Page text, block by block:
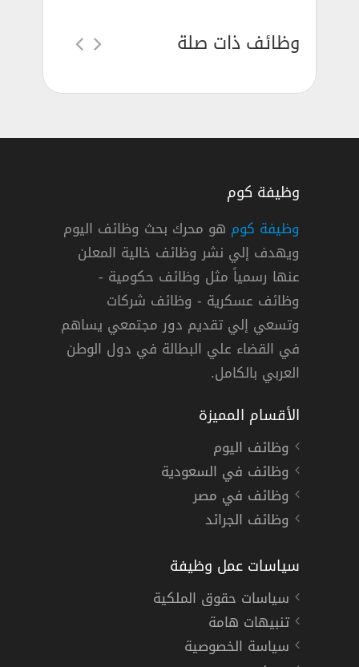
وظائف ذات صلة
دوام كامل
وظيفة كوم
وظيفة كوم هو محرك بحث وظائف اليوم
ويهدف إلي نشر وظائف خالية المعلن
عنها رسمياً مثل وظائف حكومية -
وظائف عسكرية - وظائف شركات
وتسعي إلي تقديم دور مجتمعي يساهم
في القضاء علي البطالة في دول الوطن
العربي بالكامل.
الأقسام المميزة
وظائف اليوم
وظائف في السعودية
وظائف في مصر
وظائف الجرائد
سياسات عمل وظيفة
سياسات حقوق الملكية
تنبيهات هامة
سياسة الخصوصية